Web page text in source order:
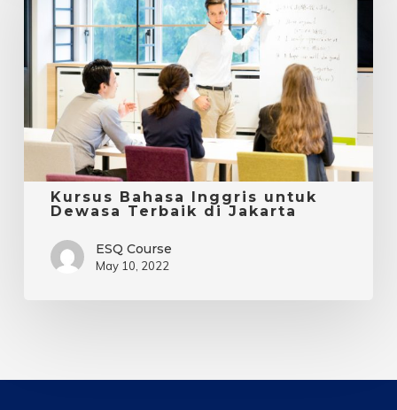
Inggris
untuk
Dewasa
Jakarta
Kursus Bahasa Inggris untuk
Dewasa Terbaik di Jakarta
ESQ Course
May 10, 2022